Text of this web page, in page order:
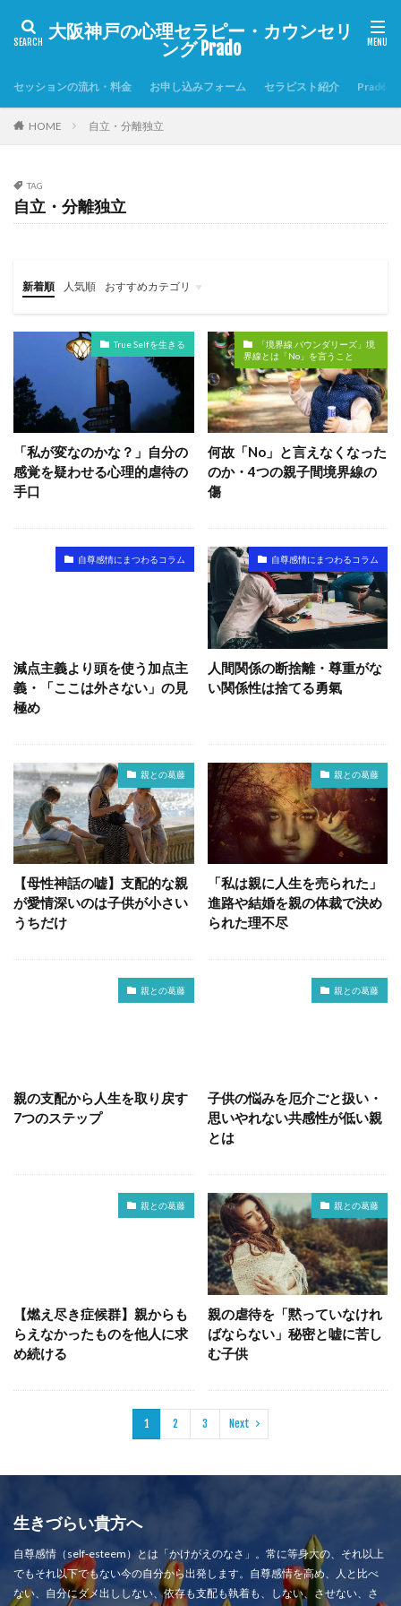
大阪神戸の心理セラピー・カウンセリ
ング Prado
セッションの流れ・料金 お申し込みフォーム セラピスト紹介 Pradoへ
HOME 自立・分離独立
TAG
自立・分離独立
新着順 人気順
おすすめカテゴリ
True Selfを生きる
「私が変なのかな？」自分の
感覚を疑わせる心理的虐待の
手口
「境界線 バウンダリーズ」境
界線とは「No」を言うこと
何故「No」と言えなくなった
のか・4つの親子間境界線の
傷
自尊感情にまつわるコラム
減点主義より頭を使う加点主
義・「ここは外さない」の見
極め
自尊感情にまつわるコラム
人間関係の断捨離・尊重がな
い関係性は捨てる勇氣
親との葛藤
【母性神話の嘘】支配的な親
が愛情深いのは子供が小さい
うちだけ
親との葛藤
「私は親に人生を売られた」
進路や結婚を親の体裁で決め
られた理不尽
親との葛藤
親の支配から人生を取り戻す
7つのステップ
親との葛藤
子供の悩みを厄介ごと扱い・
思いやれない共感性が低い親
とは
親との葛藤
【燃え尽き症候群】親からも
らえなかったものを他人に求
め続ける
親との葛藤
親の虐待を「黙っていなけれ
ばならない」秘密と嘘に苦し
む子供
1 2 3 Next
生きづらい貴方へ
自尊感情（self-esteem）とは「かけがえのなさ」。常に等身大の、それ以上
でもそれ以下でもない今の自分から出発します。自尊感情を高め、人と比べ
ない、自分にダメ出ししない、依存も支配も執着も、しない、させない、さ